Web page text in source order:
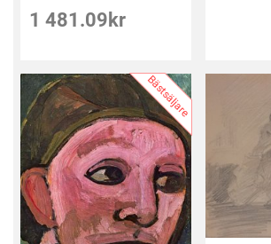
1 481.09 kr
Bästsäljare